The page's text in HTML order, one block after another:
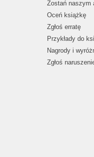
Zostań naszym
Oceń książkę
Zgłoś erratę
Przykłady do
Nagrody i
Zgłoś